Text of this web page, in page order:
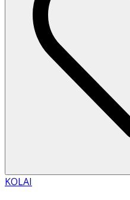
KOLAI